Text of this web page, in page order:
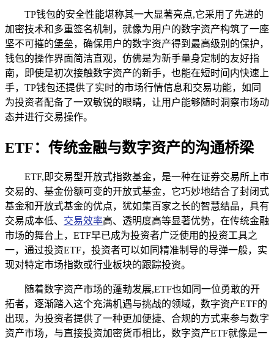
TP钱包的安全性能堪称其一大显著亮点,它采用了先进的
加密技术和多重签名机制，就像为用户的数字资产构筑了一座
坚不可摧的堡垒，确保用户的数字资产得到最高级别的保护，
钱包的操作界面简洁直观，仿佛是为新手量身定制的友好指
南，即使是初次接触数字资产的新手，也能在短时间内快速上
手，TP钱包还提供了实时的市场行情信息和交易功能，如同
为投资者配备了一双敏锐的眼睛，让用户能够随时洞察市场动
态并进行交易操作。
ETF：传统金融与数字资产的沟通桥梁
ETF,即交易型开放式指数基金，是一种在证券交易所上市
交易的、基金份额可变的开放式基金，它巧妙地结合了封闭式
基金和开放式基金的优点，犹如集百家之长的智慧结晶，具有
交易成本低、 交易效率高、透明度高等显著优势，在传统金融
市场的舞台上，ETF早已成为投资者广泛使用的投资工具之
一，通过投资ETF，投资者可以如同精准制导的导弹一般，实
现对特定市场指数或行业板块的跟踪投资。
随着数字资产市场的蓬勃发展,ETF也如同一位勇敢的开
拓者，逐渐踏入这个充满机遇与挑战的领域，数字资产ETF的
出现，为投资者提供了一种更加便捷、合规的方式来参与数字
资产市场，与直接投资加密货币相比，数字资产ETF就像是一